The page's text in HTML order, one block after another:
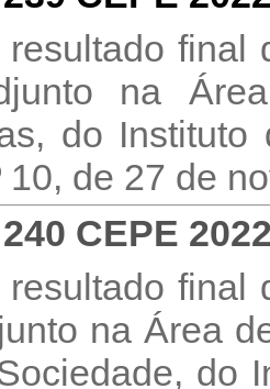
resultado
na
do
10, de 27 de
CEPE
resultado
na Área
do